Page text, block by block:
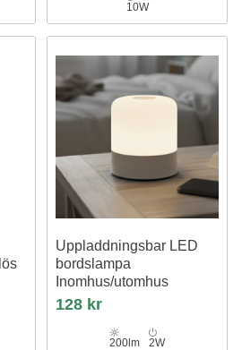
10W
Uppladdningsbar LED
bordslampa
Inomhus/utomhus
Vit, touch dimbar, 3i1, IP54
utomhus bordslampa
128 kr
200lm 2W